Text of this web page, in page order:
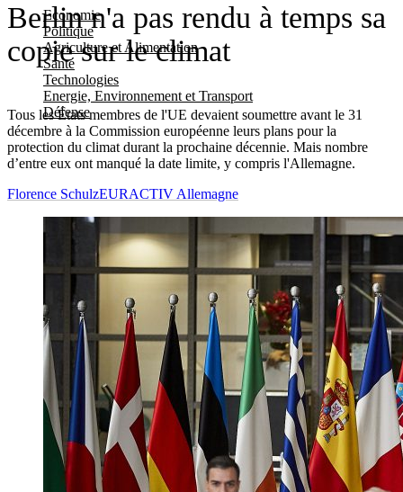
Economie
Politique
Agriculture et Alimentation
Santé
Technologies
Energie, Environnement et Transport
Défense
Berlin n'a pas rendu à temps sa
copie sur le climat
Tous les États membres de l'UE devaient soumettre avant le 31
décembre à la Commission européenne leurs plans pour la
protection du climat durant la prochaine décennie. Mais nombre
d’entre eux ont manqué la date limite, y compris l'Allemagne.
Florence SchulzEURACTIV Allemagne